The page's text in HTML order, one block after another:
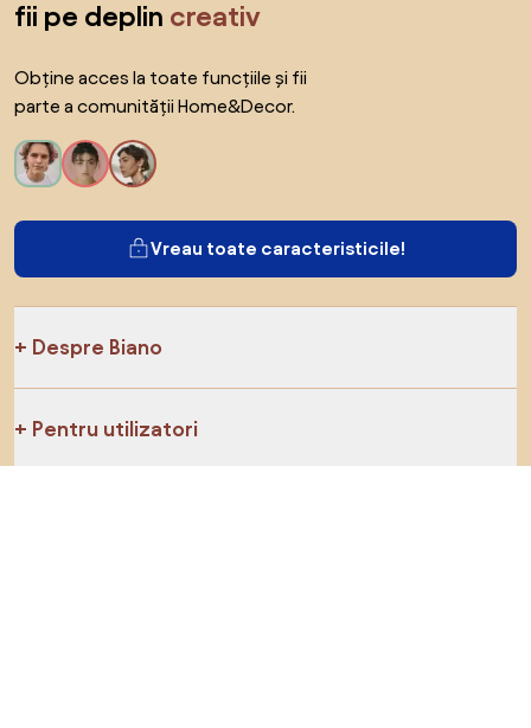
fii pe deplin creativ
Obține acces la toate funcțiile și fii
parte a comunității Home&Decor.
Vreau toate caracteristicile!
Despre Biano
Pentru utilizatori